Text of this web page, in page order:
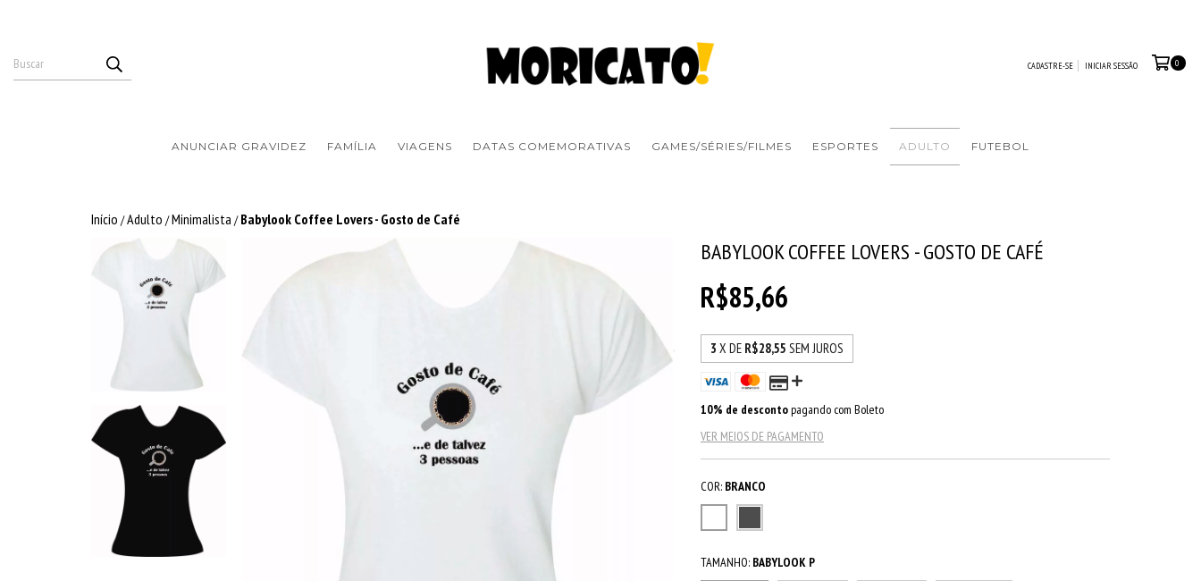
CADASTRE-SE INICIAR SESSÃO 0
ANUNCIAR GRAVIDEZ FAMÍLIA VIAGENS DATAS COMEMORATIVAS GAMES/SÉRIES/FILMES ESPORTES ADULTO FUTEBOL
Início /Adulto /Minimalista / Babylook Coffee Lovers - Gosto de Café
BABYLOOK COFFEE LOVERS - GOSTO DE CAFÉ
R$85,66
3 X DE R$28,55 SEM JUROS
10% de descontopagando com Boleto
VER MEIOS DE PAGAMENTO
COR: BRANCO
TAMANHO: BABYLOOK P